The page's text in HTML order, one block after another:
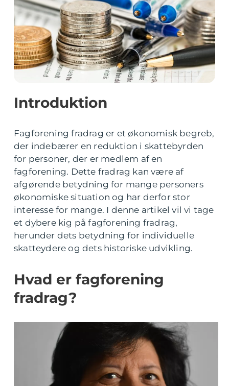
Introduktion
Fagforening fradrag er et økonomisk begreb,
der indebærer en reduktion i skattebyrden
for personer, der er medlem af en
fagforening. Dette fradrag kan være af
afgørende betydning for mange personers
økonomiske situation og har derfor stor
interesse for mange. I denne artikel vil vi tage
et dybere kig på fagforening fradrag,
herunder dets betydning for individuelle
skatteydere og dets historiske udvikling.
Hvad er fagforening
fradrag?